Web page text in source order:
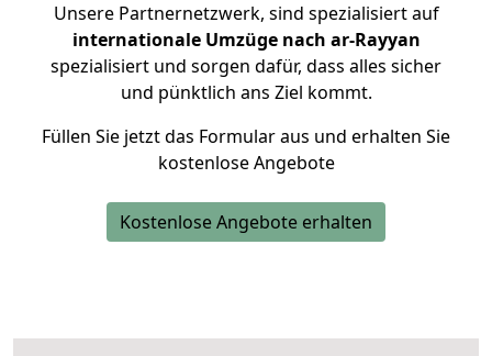
Unsere Partnernetzwerk, sind spezialisiert auf
internationale Umzüge nach ar-Rayyan
spezialisiert und sorgen dafür, dass alles sicher
und pünktlich ans Ziel kommt.
Füllen Sie jetzt das Formular aus und erhalten Sie
kostenlose Angebote
Kostenlose Angebote erhalten